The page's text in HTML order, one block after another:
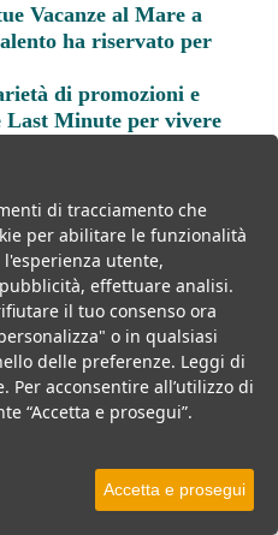
Vacanze al Mare a
ha riservato per
di promozioni e
Last Minute per vivere
per la tua prossima
per te le migliori mete, i
per il tuo prossimo viaggio.
di tracciamento che
per abilitare le funzionalità
utente,
effettuare analisi.
il tuo consenso ora
o in qualsiasi
delle preferenze. Leggi di
acconsentire all’utilizzo di
“Accetta e prosegui”.
Accetta e prosegui